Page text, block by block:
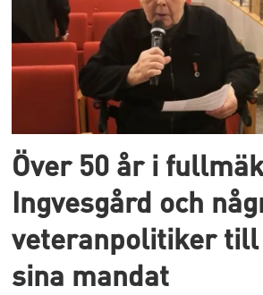
Över 50 år i
Ingvesgård och
veteranpolitiker till
sina mandat